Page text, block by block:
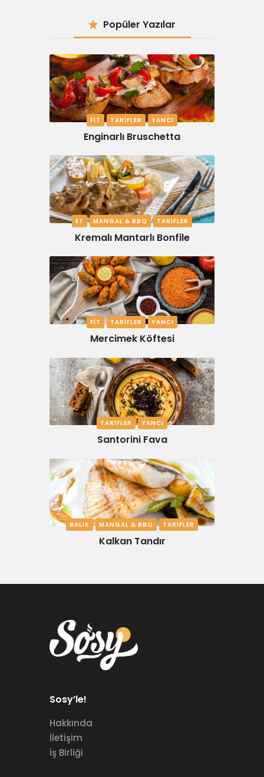
Popüler Yazılar
FIT TARIFLER YANCI
Enginarlı Bruschetta
ET MANGAL & BBQ TARIFLER
Kremalı Mantarlı Bonfile
FIT TARIFLER YANCI
Mercimek Köftesi
TARIFLER YANCI
Santorini Fava
BALIK MANGAL & BBQ TARIFLER
Kalkan Tandır
Sosy’le!
Hakkında
İletişim
İş Birliği